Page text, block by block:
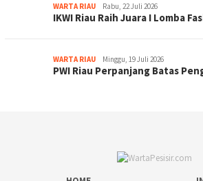
WARTA RIAU Rabu, 22 Juli 2026
IKWI Riau Raih Juara I Lomba
WARTA RIAU Minggu, 19 Juli 2026
PWI Riau Perpanjang Batas